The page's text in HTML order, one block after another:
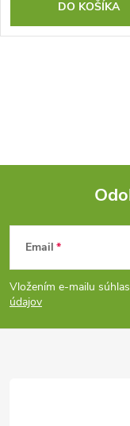
DO KOŠÍKA
Z
á
p
Email
Vložením e-mailu
údajov